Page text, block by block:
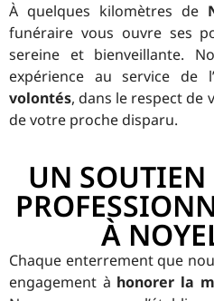
À quelques kilomètres de
funéraire vous ouvre ses
sereine et bienveillante.
expérience au service de
volontés, dans le respect de
de votre proche disparu.
UN
À
Chaque enterrement que
engagement à honorer la